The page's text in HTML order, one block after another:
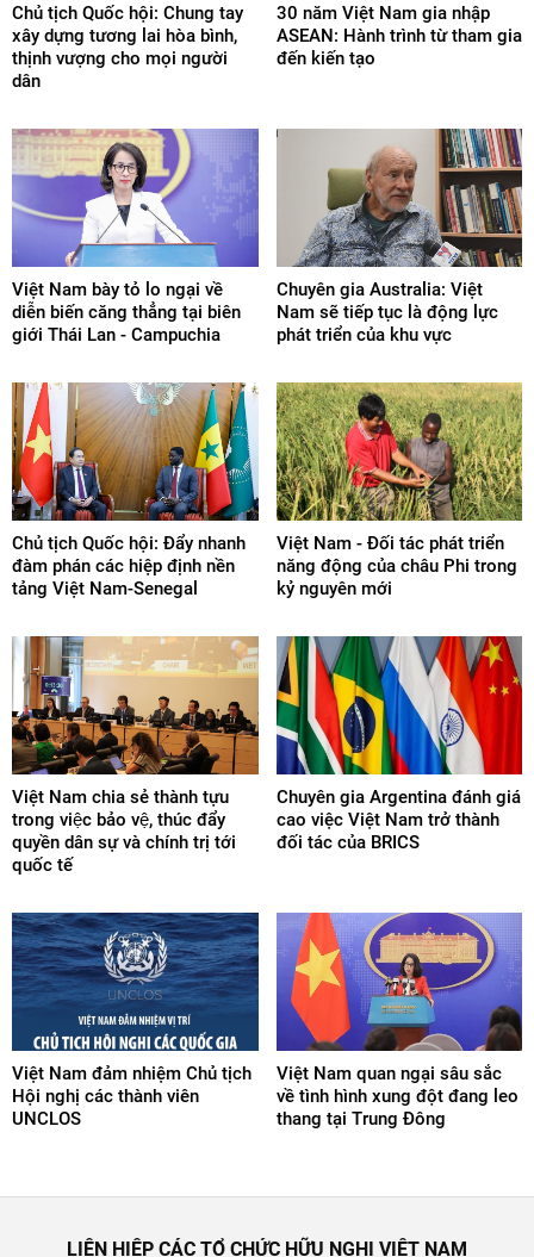
Chủ tịch Quốc hội: Chung tay
xây dựng tương lai hòa bình,
thịnh vượng cho mọi người
dân
30 năm Việt Nam gia nhập
ASEAN: Hành trình từ tham gia
đến kiến tạo
Việt Nam bày tỏ lo ngại về
diễn biến căng thẳng tại biên
giới Thái Lan - Campuchia
Chuyên gia Australia: Việt
Nam sẽ tiếp tục là động lực
phát triển của khu vực
Chủ tịch Quốc hội: Đẩy nhanh
đàm phán các hiệp định nền
tảng Việt Nam-Senegal
Việt Nam - Đối tác phát triển
năng động của châu Phi trong
kỷ nguyên mới
Việt Nam chia sẻ thành tựu
trong việc bảo vệ, thúc đẩy
quyền dân sự và chính trị tới
quốc tế
Chuyên gia Argentina đánh giá
cao việc Việt Nam trở thành
đối tác của BRICS
Việt Nam đảm nhiệm Chủ tịch
Hội nghị các thành viên
UNCLOS
Việt Nam quan ngại sâu sắc
về tình hình xung đột đang leo
thang tại Trung Đông
LIÊN HIỆP CÁC TỔ CHỨC HỮU NGHỊ VIỆT NAM